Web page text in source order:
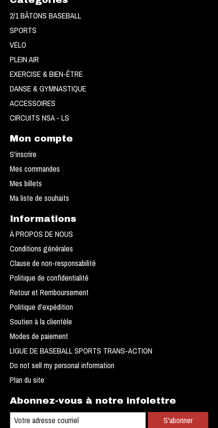
2/1 BÂTONS BASEBALL
SPORTS
VÉLO
PLEIN AIR
EXERCISE & BIEN-ÊTRE
DANSE & GYMNASTIQUE
ACCESSOIRES
CIRCUITS NSA - LS
Mon compte
S'inscrire
Mes commandes
Mes billets
Ma liste de souhaits
Informations
À PROPOS DE NOUS
Conditions générales
Clause de non-responsabilité
Politique de confidentialité
Retour et Remboursement
Politique d'expédition
Soutien à la clientèle
Modes de paiement
LIGUE DE BASEBALL SPORTS TRANS-ACTION
Do not sell my personal information
Plan du site
Abonnez-vous à notre infolettre
S'abonner